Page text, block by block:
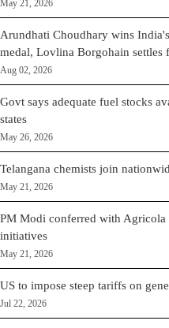
May 21, 2026
Arundhati Choudhary wins
medal, Lovlina Borgohain settles
Aug 02, 2026
Govt says adequate fuel stocks
states
May 26, 2026
Telangana chemists join
May 21, 2026
PM Modi conferred with
initiatives
May 21, 2026
US to impose steep tariffs on
Jul 22, 2026